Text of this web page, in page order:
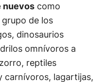
nuevoscomo
de los
dinosaurios
omnívoros a
reptiles
carnívoros, lagartijas,